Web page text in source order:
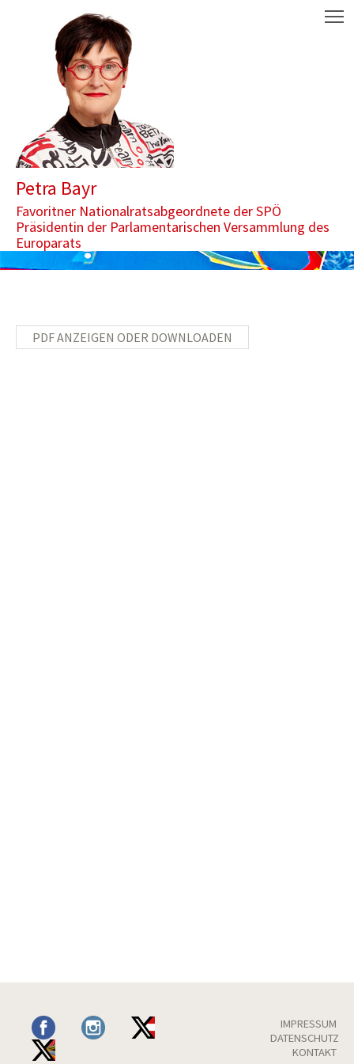
Aktuelle Seite: Standing Committee adopted Resolution: For a
Petra Bayr
Favoritner Nationalratsabgeordnete der SPÖ
Präsidentin der Parlamentarischen Versammlung des
Europarats
PDF ANZEIGEN ODER DOWNLOADEN
IMPRESSUM
DATENSCHUTZ
KONTAKT